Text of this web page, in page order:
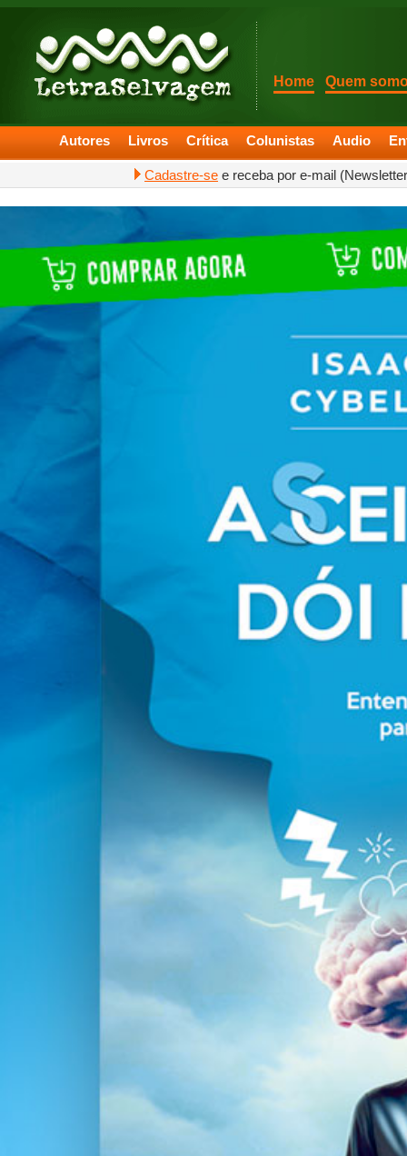
Home Quem
Autores Livros Crítica Colunistas Audio
Cadastre-se e receba por e-mail